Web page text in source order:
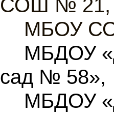
СОШ № 21,
МБОУ
МБДОУ
сад № 58»,
МБДОУ